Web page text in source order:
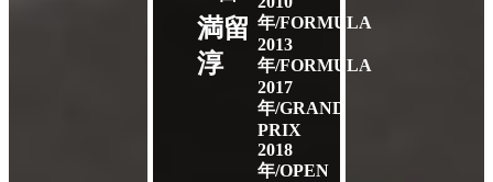
満留
淳
年/FORMULA
2013
年/FORMULA
2017
年/GRAND
PRIX
2018
年/OPEN